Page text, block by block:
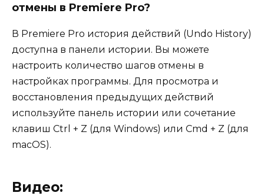
отмены в Premiere Pro?
В Premiere Pro история действий (Undo History)
доступна в панели истории. Вы можете
настроить количество шагов отмены в
настройках программы. Для просмотра и
восстановления предыдущих действий
используйте панель истории или сочетание
клавиш Ctrl + Z (для Windows) или Cmd + Z (для
macOS).
Видео: